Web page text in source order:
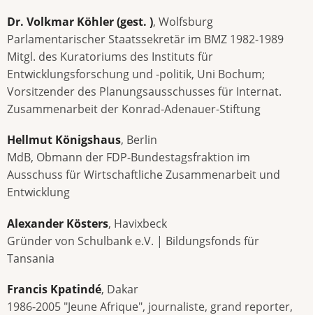
Dr. Volkmar Köhler (gest. ), Wolfsburg
Parlamentarischer Staatssekretär im BMZ 1982-1989
Mitgl. des Kuratoriums des Instituts für
Entwicklungsforschung und -politik, Uni Bochum;
Vorsitzender des Planungsausschusses für Internat.
Zusammenarbeit der Konrad-Adenauer-Stiftung
Hellmut Königshaus, Berlin
MdB, Obmann der FDP-Bundestagsfraktion im
Ausschuss für Wirtschaftliche Zusammenarbeit und
Entwicklung
Alexander Kösters, Havixbeck
Gründer von Schulbank e.V. | Bildungsfonds für
Tansania
Francis Kpatindé, Dakar
1986-2005 "Jeune Afrique", journaliste, grand reporter,